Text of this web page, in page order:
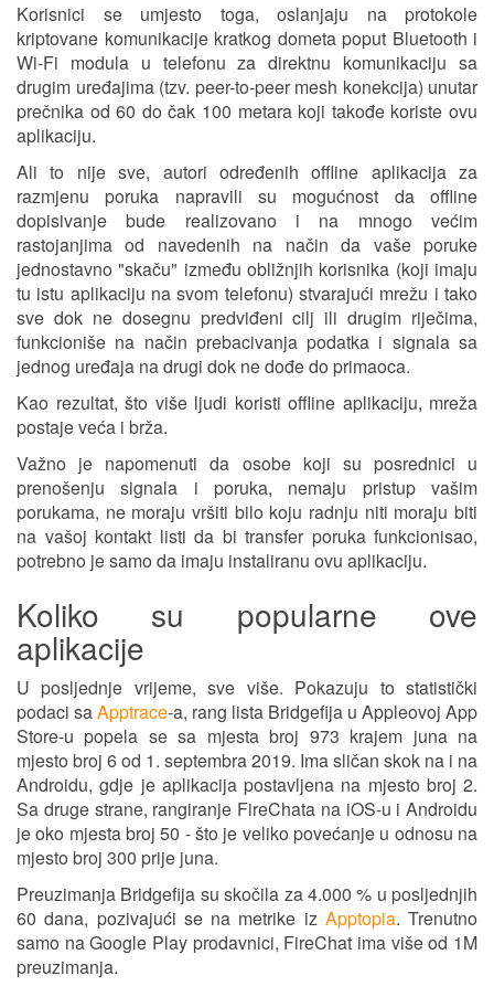
Korisnici se umjesto toga, oslanjaju na protokole
kriptovane komunikacije kratkog dometa poput Bluetooth i
Wi-Fi modula u telefonu za direktnu komunikaciju sa
drugim uređajima (tzv. peer-to-peer mesh konekcija) unutar
prečnika od 60 do čak 100 metara koji takođe koriste ovu
aplikaciju.
Ali to nije sve, autori određenih offline aplikacija za
razmjenu poruka napravili su mogućnost da offline
dopisivanje bude realizovano i na mnogo većim
rastojanjima od navedenih na način da vaše poruke
jednostavno "skaču" između obližnjih korisnika (koji imaju
tu istu aplikaciju na svom telefonu) stvarajući mrežu i tako
sve dok ne dosegnu predviđeni cilj ili drugim riječima,
funkcioniše na način prebacivanja podatka i signala sa
jednog uređaja na drugi dok ne dođe do primaoca.
Kao rezultat, što više ljudi koristi offline aplikaciju, mreža
postaje veća i brža.
Važno je napomenuti da osobe koji su posrednici u
prenošenju signala i poruka, nemaju pristup vašim
porukama, ne moraju vršiti bilo koju radnju niti moraju biti
na vašoj kontakt listi da bi transfer poruka funkcionisao,
potrebno je samo da imaju instaliranu ovu aplikaciju.
Koliko su popularne ove
aplikacije
U posljednje vrijeme, sve više. Pokazuju to statistički
podaci saApptrace-a, rang lista Bridgefija u Appleovoj App
Store-u popela se sa mjesta broj 973 krajem juna na
mjesto broj 6 od 1. septembra 2019. Ima sličan skok na i na
Androidu, gdje je aplikacija postavljena na mjesto broj 2.
Sa druge strane, rangiranje FireChata na iOS-u i Androidu
je oko mjesta broj 50 - što je veliko povećanje u odnosu na
mjesto broj 300 prije juna.
Preuzimanja Bridgefija su skočila za 4.000 % u posljednjih
60 dana, pozivajući se na metrike iz Apptopia. Trenutno
samo na Google Play prodavnici, FireChat ima više od 1M
preuzimanja.